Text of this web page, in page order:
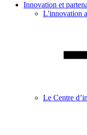
Innovation et
L'innovation
Le Centre